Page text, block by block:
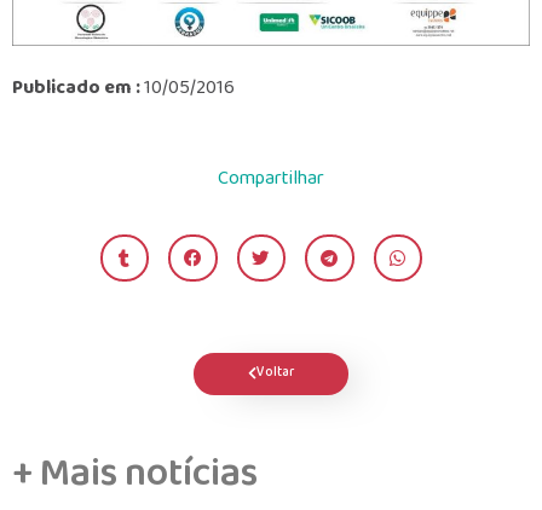
Publicado em :10/05/2016
Compartilhar
Voltar
+ Mais notícias